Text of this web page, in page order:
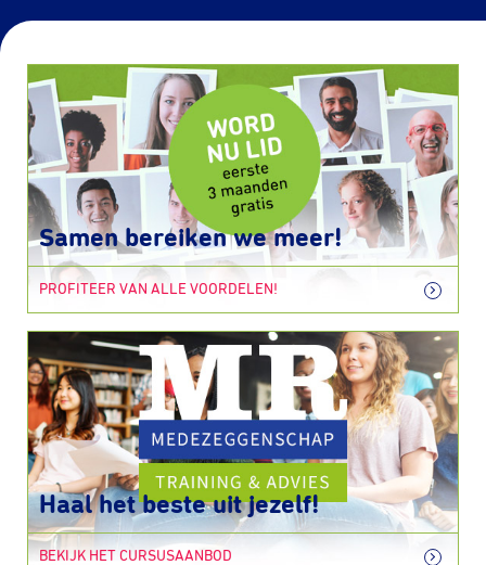
Samen bereiken we meer!
PROFITEER VAN ALLE VOORDELEN!
Haal het beste uit jezelf!
BEKIJK HET CURSUSAANBOD